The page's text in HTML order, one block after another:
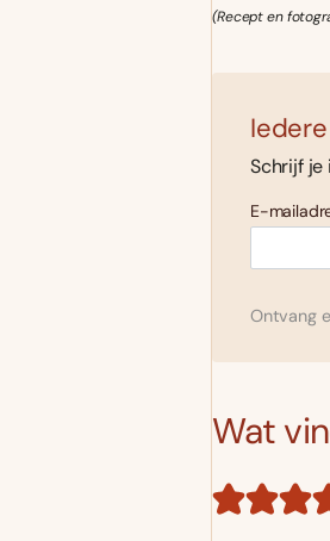
(Recept en
Schrijf je
E-
Ontvang
Wat